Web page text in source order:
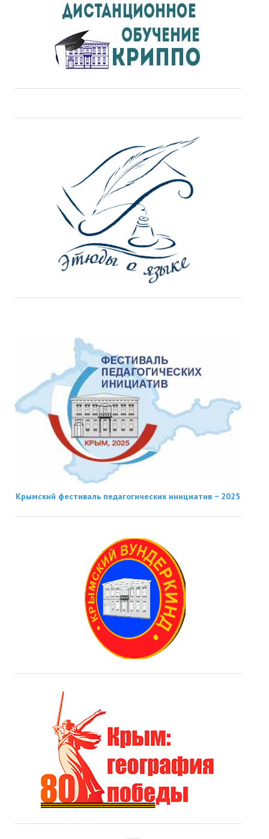
Крымский фестиваль педагогических инициатив − 2025